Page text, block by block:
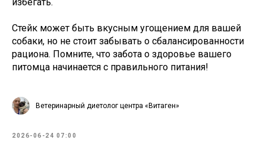
Стейк может быть вкусным угощением для вашей
собаки, но не стоит забывать о сбалансированности
рациона. Помните, что забота о здоровье вашего
питомца начинается с правильного питания!
Ветеринарный диетолог центра «Витаген»
2026-06-24 07:00